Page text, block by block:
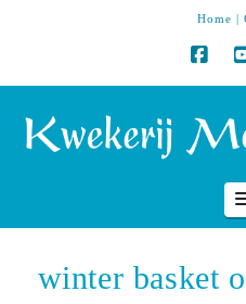
Home |
winter basket